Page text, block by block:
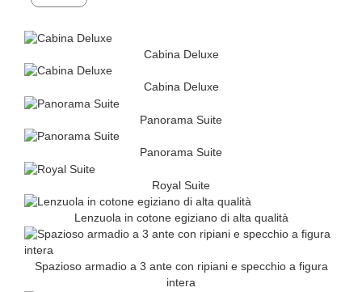
Cabina Deluxe
Cabina Deluxe
Panorama Suite
Panorama Suite
Royal Suite
Lenzuola in cotone egiziano di alta qualità
Spazioso armadio a 3 ante con ripiani e specchio a figura
intera